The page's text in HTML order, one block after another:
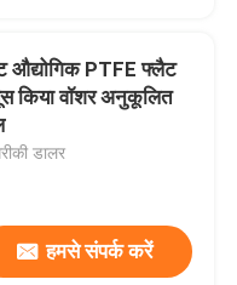
औद्योगिक PTFE फ्लैट
किया वॉशर अनुकूलित
डालर
हमसे संपर्क करें